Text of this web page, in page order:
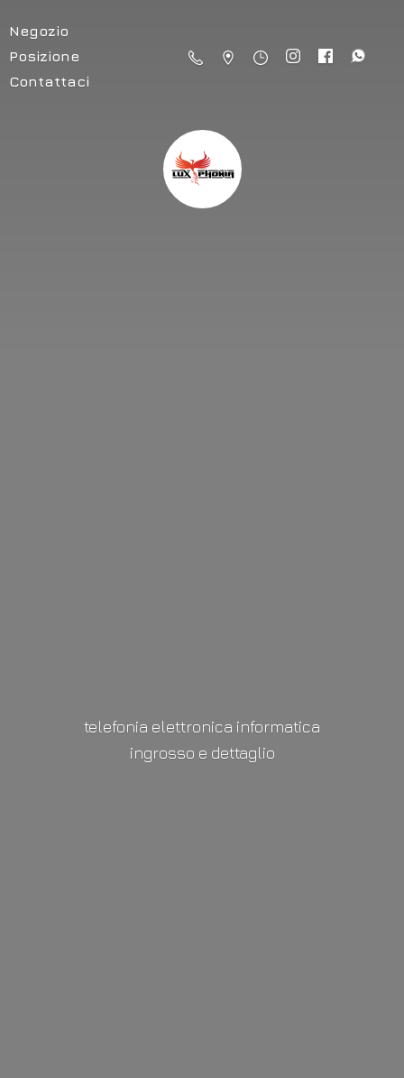
Negozio
Posizione
Contattaci
telefonia elettronica informatica
ingrosso e dettaglio